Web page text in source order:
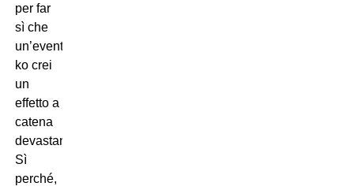
per far
sì che
un’eventuale
ko crei
un
effetto a
catena
devastante.
Sì
perché,